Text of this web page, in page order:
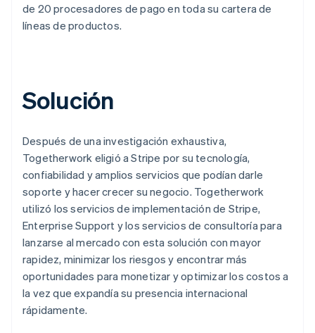
de 20 procesadores de pago en toda su cartera de
líneas de productos.
Solución
Después de una investigación exhaustiva,
Togetherwork eligió a Stripe por su tecnología,
confiabilidad y amplios servicios que podían darle
soporte y hacer crecer su negocio. Togetherwork
utilizó los servicios de implementación de Stripe,
Enterprise Support y los servicios de consultoría para
lanzarse al mercado con esta solución con mayor
rapidez, minimizar los riesgos y encontrar más
oportunidades para monetizar y optimizar los costos a
la vez que expandía su presencia internacional
rápidamente.